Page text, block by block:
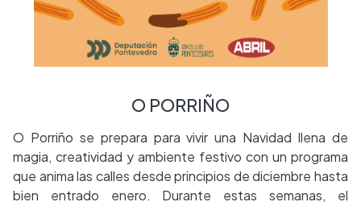
O PORRIÑO
O Porriño se prepara para vivir una Navidad llena de
magia, creatividad y ambiente festivo con un programa
que anima las calles desde principios de diciembre hasta
bien entrado enero. Durante estas semanas, el